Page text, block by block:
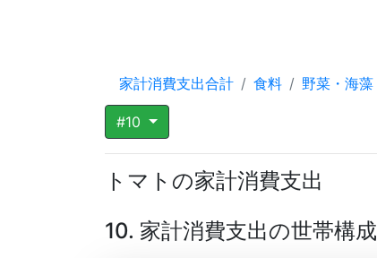
家計消費支出合計 食料 野菜・海藻
#10
トマトの家計消費支出
10. 家計消費支出の世帯構成